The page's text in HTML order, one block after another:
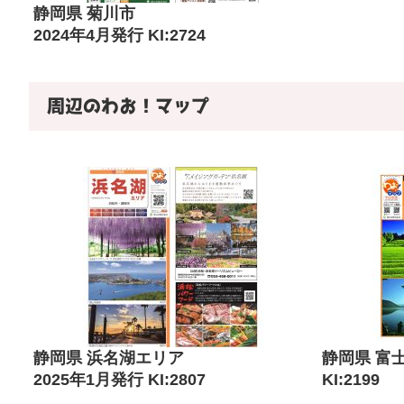
静岡県 菊川市
2024年4月発行 KI:2724
周辺のわお！マップ
静岡県 浜名湖エリア
2025年1月発行 KI:2807
静岡県 富
KI:2199